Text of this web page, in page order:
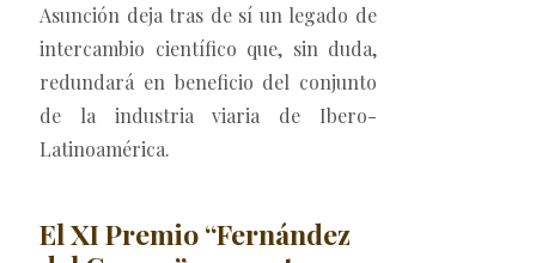
Asunción deja tras de sí un legado de
intercambio científico que, sin duda,
redundará en beneficio del conjunto
de la industria viaria de Ibero-
Latinoamérica.
El XI Premio “Fernández